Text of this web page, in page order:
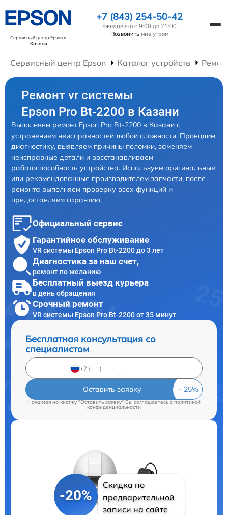
Сервисный центр Epsonв
Казани
+7 (843) 254-50-42
Ежедневно с 9:00 до 21:00
Позвонить мне утром
Сервисный центр Epson Каталог устройств
Ремонт vr системы
Epson Pro Bt-2200 в Казани
Выполняем ремонт Epson Pro Bt-2200 в Казани с
устранением неисправностей любой сложности. Проводим
диагностику, выявляем причины поломки, заменяем
неисправные детали и восстанавливаем
работоспособность устройства. Используем оригинальные
или рекомендованные производителем запчасти, после
ремонта выполняем проверку всех функций и
предоставляем гарантию.
Официальный сервис
Гарантийное обслуживание
VR системы Epson Pro Bt-2200 до 3 лет
Диагностика за наш счет,
ремонт по желанию
Бесплатный выезд курьера
в день обращения
Срочный ремонт
VR системы Epson Pro Bt-2200 от 35 минут
Бесплатная консультация со
специалистом
Оставить заявку
Нажимая на кнопку "Оставить заявку" Вы соглашаетесь cполитикой
конфиденциальности
-20%
Скидка по
предварительной
записи на сайте